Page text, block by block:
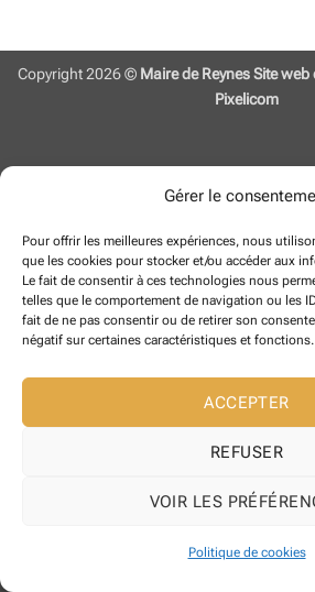
Gérer le
Pour offrir les meilleures expériences, nous
que les cookies pour stocker et/ou accéder aux
Le fait de consentir à ces technologies nous
telles que le comportement de navigation ou les
fait de ne pas consentir ou de retirer son
négatif sur certaines caractéristiques et fonctions.
ACCEPTER
REFUSER
VOIR LES
Politique de cookies
Copyright 2026 © Maire de ReynesSite web
Pixelicom